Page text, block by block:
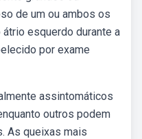
de um ou ambos os
esquerdo durante a
por exame
assintomáticos
outros podem
As queixas mais